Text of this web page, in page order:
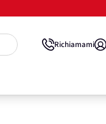
Richiamami